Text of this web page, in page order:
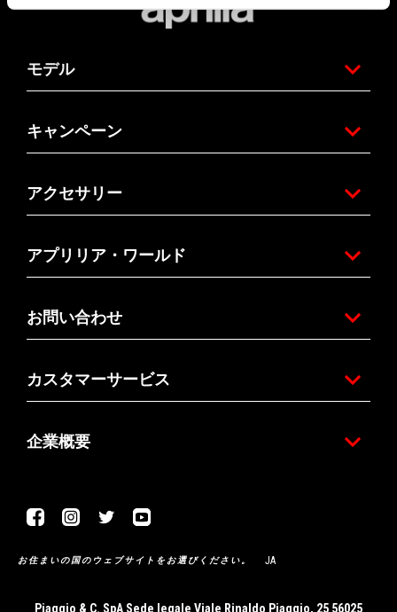
モデル
キャンペーン
アクセサリー
アプリリア・ワールド
お問い合わせ
カスタマーサービス
企業概要
FacebookInstagram
Twitter
お住まいの国のウェブサイトをお選びください。 JA
Piaggio & C. SpA Sede legale Viale Rinaldo Piaggio, 25 56025